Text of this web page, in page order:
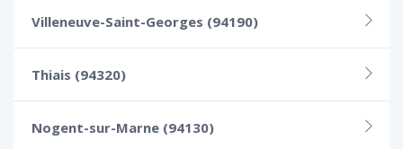
Villeneuve-Saint-Georges (94190)
Thiais (94320)
Nogent-sur-Marne (94130)